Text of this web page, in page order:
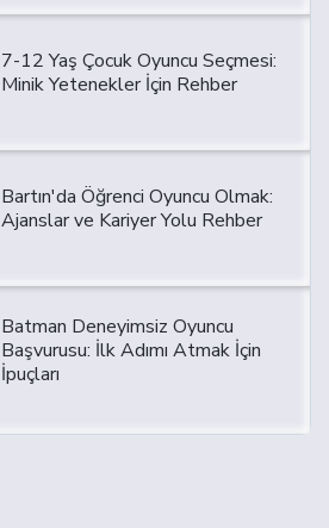
7-12 Yaş Çocuk Oyuncu Seçmesi:
Minik Yetenekler İçin Rehber
Bartın'da Öğrenci Oyuncu Olmak:
Ajanslar ve Kariyer Yolu Rehber
Batman Deneyimsiz Oyuncu
Başvurusu: İlk Adımı Atmak İçin
İpuçları